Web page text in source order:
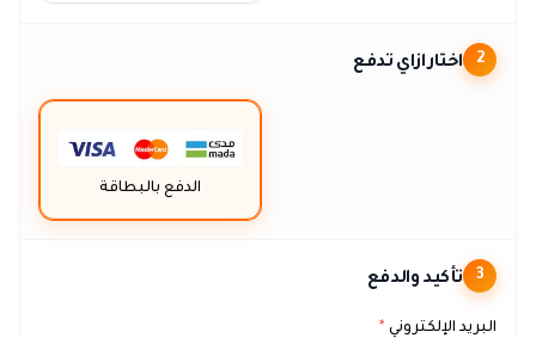
2 اختار ازاي تدفع
الدفع بالبطاقة
3 تأكيد والدفع
البريد الإلكتروني *